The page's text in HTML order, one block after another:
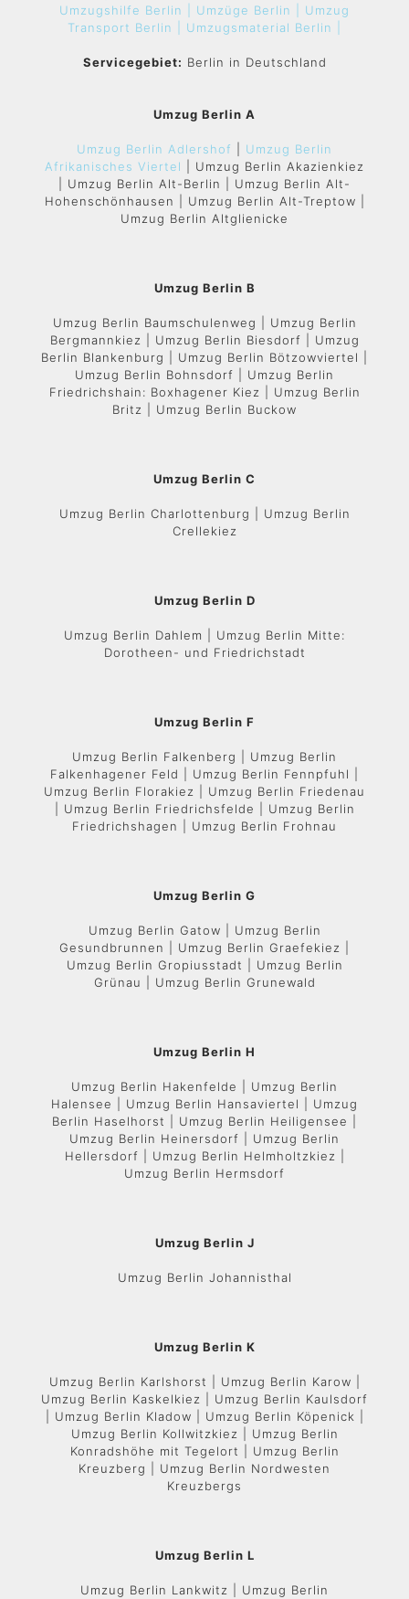
Umzugshilfe Berlin | Umzüge Berlin | Umzug
Transport Berlin | Umzugsmaterial Berlin |
Servicegebiet: Berlin in Deutschland
Umzug Berlin A
Umzug Berlin Adlershof
Umzug Berlin
Afrikanisches Viertel
| Umzug Berlin Akazienkiez
| Umzug Berlin Alt-Berlin | Umzug Berlin Alt-
Hohenschönhausen | Umzug Berlin Alt-Treptow |
Umzug Berlin Altglienicke
Umzug Berlin B
Umzug Berlin Baumschulenweg | Umzug Berlin
Bergmannkiez | Umzug Berlin Biesdorf | Umzug
Berlin Blankenburg | Umzug Berlin Bötzowviertel |
Umzug Berlin Bohnsdorf | Umzug Berlin
Friedrichshain: Boxhagener Kiez | Umzug Berlin
Britz | Umzug Berlin Buckow
Umzug Berlin C
Umzug Berlin Charlottenburg | Umzug Berlin
Crellekiez
Umzug Berlin D
Umzug Berlin Dahlem | Umzug Berlin Mitte:
Dorotheen- und Friedrichstadt
Umzug Berlin F
Umzug Berlin Falkenberg | Umzug Berlin
Falkenhagener Feld | Umzug Berlin Fennpfuhl |
Umzug Berlin Florakiez | Umzug Berlin Friedenau
| Umzug Berlin Friedrichsfelde | Umzug Berlin
Friedrichshagen | Umzug Berlin Frohnau
Umzug Berlin G
Umzug Berlin Gatow | Umzug Berlin
Gesundbrunnen | Umzug Berlin Graefekiez |
Umzug Berlin Gropiusstadt | Umzug Berlin
Grünau | Umzug Berlin Grunewald
Umzug Berlin H
Umzug Berlin Hakenfelde | Umzug Berlin
Halensee | Umzug Berlin Hansaviertel | Umzug
Berlin Haselhorst | Umzug Berlin Heiligensee |
Umzug Berlin Heinersdorf | Umzug Berlin
Hellersdorf | Umzug Berlin Helmholtzkiez |
Umzug Berlin Hermsdorf
Umzug Berlin J
Umzug Berlin Johannisthal
Umzug Berlin K
Umzug Berlin Karlshorst | Umzug Berlin Karow |
Umzug Berlin Kaskelkiez | Umzug Berlin Kaulsdorf
| Umzug Berlin Kladow | Umzug Berlin Köpenick |
Umzug Berlin Kollwitzkiez | Umzug Berlin
Konradshöhe mit Tegelort | Umzug Berlin
Kreuzberg | Umzug Berlin Nordwesten
Kreuzbergs
Umzug Berlin L
Umzug Berlin Lankwitz | Umzug Berlin